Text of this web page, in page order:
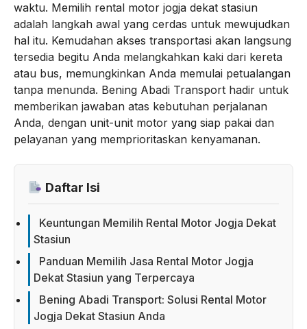
waktu. Memilih rental motor jogja dekat stasiun
adalah langkah awal yang cerdas untuk mewujudkan
hal itu. Kemudahan akses transportasi akan langsung
tersedia begitu Anda melangkahkan kaki dari kereta
atau bus, memungkinkan Anda memulai petualangan
tanpa menunda. Bening Abadi Transport hadir untuk
memberikan jawaban atas kebutuhan perjalanan
Anda, dengan unit-unit motor yang siap pakai dan
pelayanan yang memprioritaskan kenyamanan.
Daftar Isi
Keuntungan Memilih Rental Motor Jogja Dekat
Stasiun
Panduan Memilih Jasa Rental Motor Jogja
Dekat Stasiun yang Terpercaya
Bening Abadi Transport: Solusi Rental Motor
Jogja Dekat Stasiun Anda